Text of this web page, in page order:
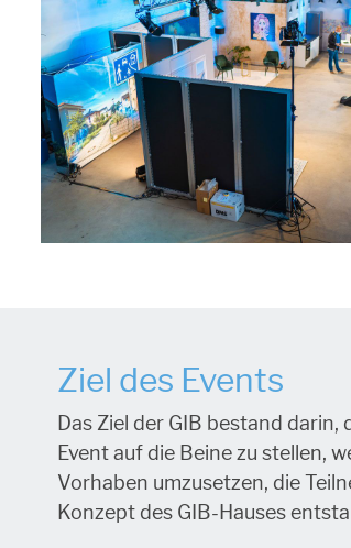
Ziel des Events
Das Ziel der GIB bestand
Event auf die Beine zu stellen,
Vorhaben umzusetzen, die
Konzept des GIB-Hauses